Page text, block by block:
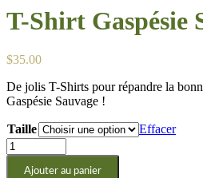
T-Shirt Gaspésie
$35.00
De jolis T-Shirts pour répandre la
Gaspésie Sauvage !
Taille
Effacer
quantité
de
Ajouter au panier